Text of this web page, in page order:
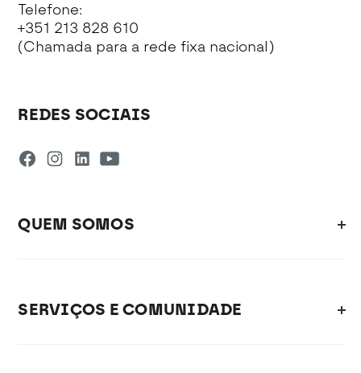
Telefone:
+351 213 828 610
(Chamada para a rede fixa nacional)
REDES SOCIAIS
QUEM SOMOS
SERVIÇOS E COMUNIDADE